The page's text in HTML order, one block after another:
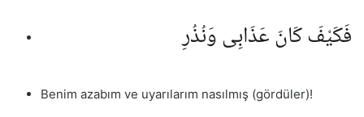
فَكَيْفَ كَانَ عَذَابِى وَنُذُرِ
Benim azabım ve uyarılarım nasılmış (gördüler)!